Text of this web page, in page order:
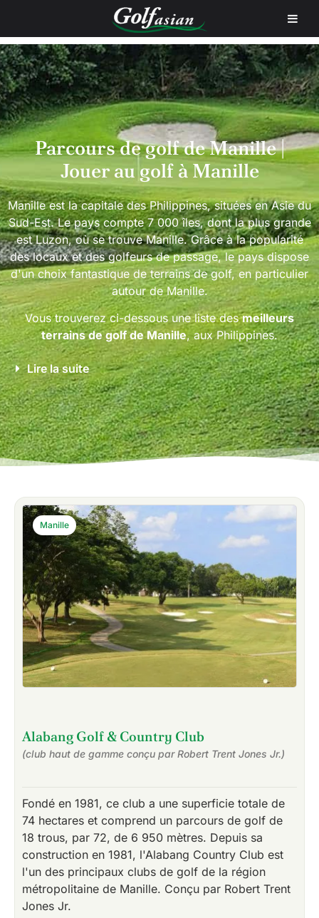
Accueil Golfs
Terrains de golf aux Philippines
Manille
Parcours de golf de Manille |
Jouer au golf à Manille
Manille est la capitale des Philippines, situées en Asie du
Sud-Est. Le pays compte 7 000 îles, dont la plus grande
est Luzon, où se trouve Manille. Grâce à la popularité
des locaux et des golfeurs de passage, le pays dispose
d'un choix fantastique de terrains de golf, en particulier
autour de Manille.
Vous trouverez ci-dessous une liste desmeilleurs
terrains de golf de Manille, aux Philippines.
Lire la suite
Alabang Golf & Country Club
(club haut de gamme conçu par Robert Trent Jones Jr.)
Fondé en 1981, ce club a une superficie totale de
74 hectares et comprend un parcours de golf de
18 trous, par 72, de 6 950 mètres. Depuis sa
construction en 1981, l'Alabang Country Club est
l'un des principaux clubs de golf de la région
métropolitaine de Manille. Conçu par Robert Trent
Jones Jr.
Manille